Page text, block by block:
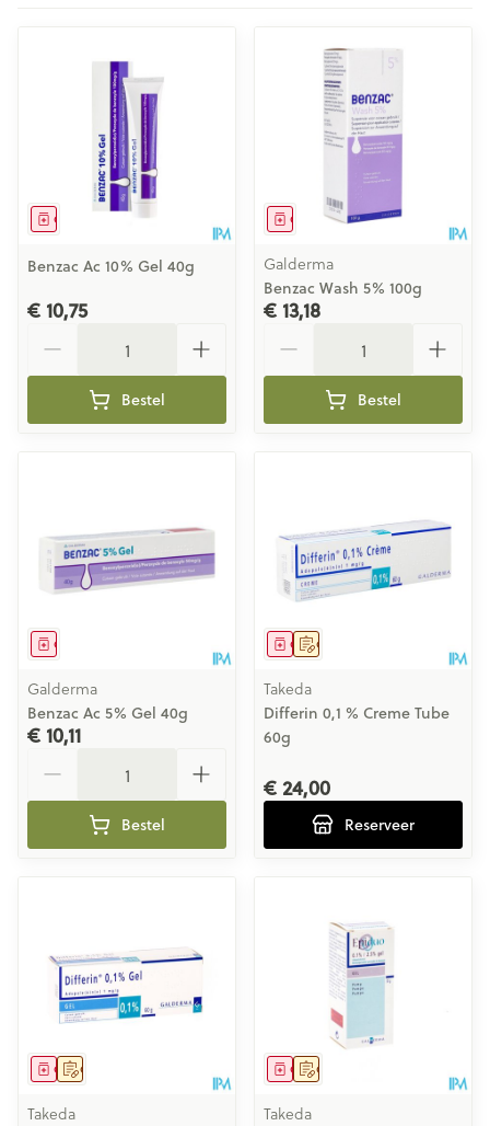
Geneesmiddel
Benzac Ac 10% Gel 40g
€ 10,75
Bestel
Geneesmiddel
Galderma
Benzac Wash 5% 100g
€ 13,18
Bestel
Geneesmiddel
Galderma
Benzac Ac 5% Gel 40g
€ 10,11
Bestel
Op voorschrift
Geneesmiddel
Takeda
Differin 0,1 % Creme Tube
60g
€ 24,00
Reserveer
Op voorschrift
Geneesmiddel
Takeda
Op voorschrift
Geneesmiddel
Takeda